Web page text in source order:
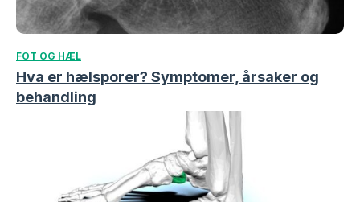
FOT OG HÆL
Hva er hælsporer? Symptomer, årsaker og
behandling